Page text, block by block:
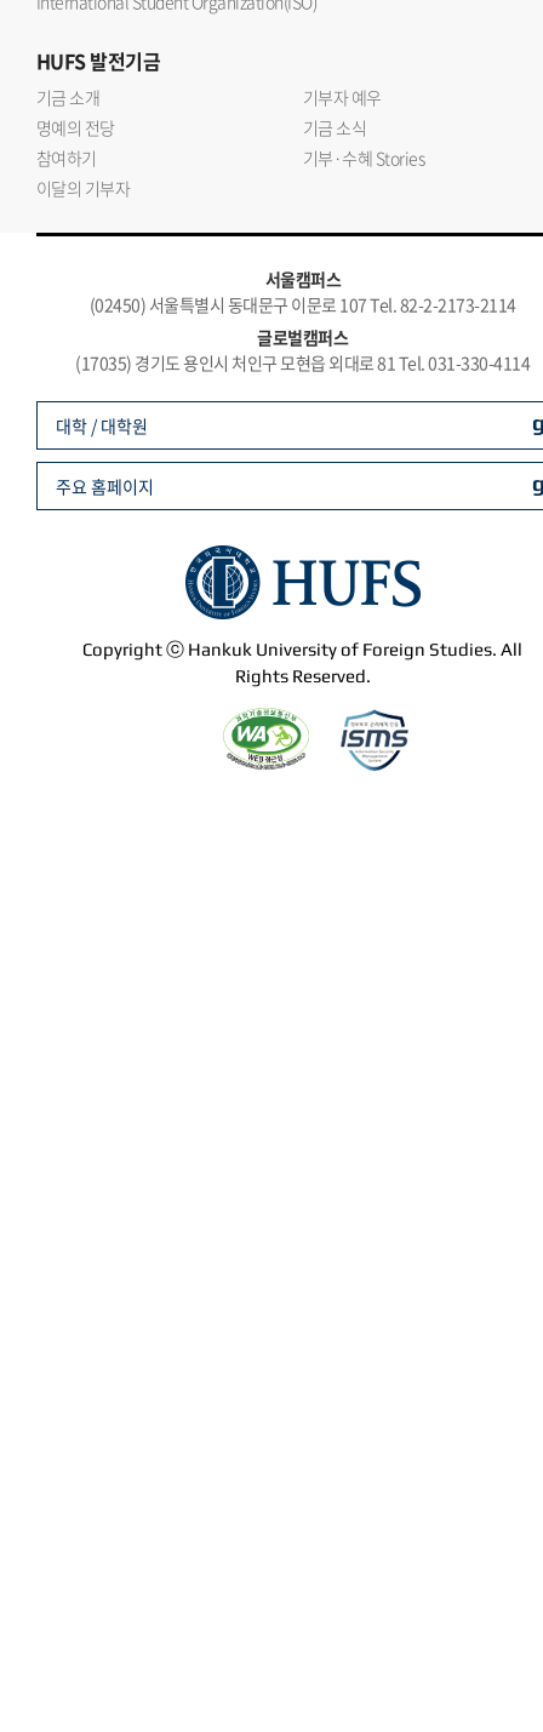
HUFS발전기금
기금 소개
기부자 예우
명예의 전당
기금 소식
참여하기
기부·수혜 Stories
이달의 기부자
서울캠퍼스
(02450) 서울특별시 동대문구 이문로 107 Tel. 82-2-2173-2114
글로벌캠퍼스
(17035) 경기도 용인시 처인구 모현읍 외대로 81 Tel. 031-330-4114
Copyright ⓒ Hankuk University of Foreign Studies. All
Rights Reserved.
대학 / 대학원
주요 홈페이지